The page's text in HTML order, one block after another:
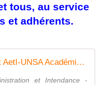
tous, au service
et adhérents.
formation - stage - Syndicat AetI-UNSA Académie Reims
et Intendance -